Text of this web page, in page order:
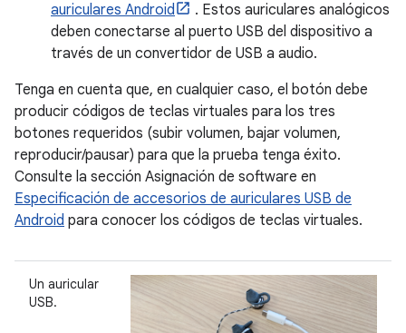
auriculares Android
. Estos auriculares analógicos
deben conectarse al puerto USB del dispositivo a
través de un convertidor de USB a audio.
Tenga en cuenta que, en cualquier caso, el botón debe
producir códigos de teclas virtuales para los tres
botones requeridos (subir volumen, bajar volumen,
reproducir/pausar) para que la prueba tenga éxito.
Consulte la sección Asignación de software en
Especificación de accesorios de auriculares USB de
Android para conocer los códigos de teclas virtuales.
Un auricular
USB.